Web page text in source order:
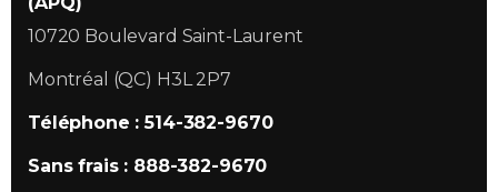
10720 Boulevard Saint-Laurent
Montréal (QC) H3L 2P7
Téléphone : 514-382-9670
Sans frais : 888-382-9670